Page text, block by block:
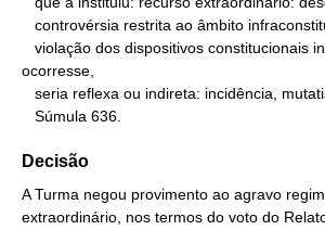
ocorresse,
   Súmula 636.
Decisão
A Turma negou provimento ao agravo
extraordinário, nos termos do voto do